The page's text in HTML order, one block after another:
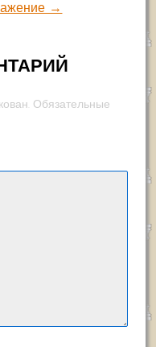
→
Обязательные